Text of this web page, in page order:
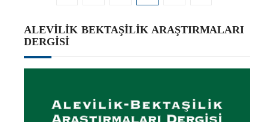
ALEVILIK BEKTAŞILIK ARAŞTIRMALARI
DERGISI